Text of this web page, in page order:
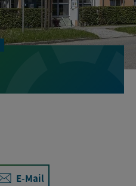
E-Mail